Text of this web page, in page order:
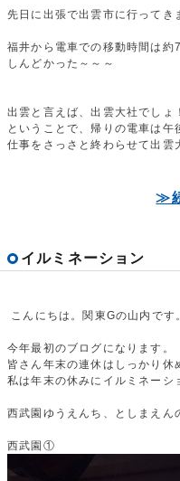
先日に出張で出雲市に行ってき
福井から電車での移動時間は約
しんどかった～～～
出雲と言えば、出雲大社でしょ！
ということで、帰りの電車は午
仕事をさっさと終わらせて出雲
≫
イルミネーション
こんにちは。関東Gの山内です
今年最初のブログになります。
皆さん年末の連休はしっかり休
私は年末の休みにイルミネーシ
西武園ゆうえんち、としまえん
西武園①